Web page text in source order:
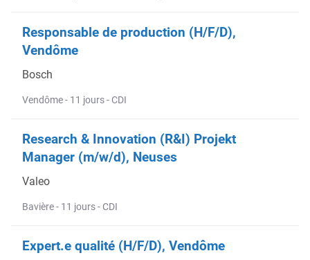
Responsable de production (H/F/D),
Vendôme
Bosch
Vendôme - 11 jours - CDI
Research & Innovation (R&I) Projekt
Manager (m/w/d), Neuses
Valeo
Bavière - 11 jours - CDI
Expert.e qualité (H/F/D), Vendôme